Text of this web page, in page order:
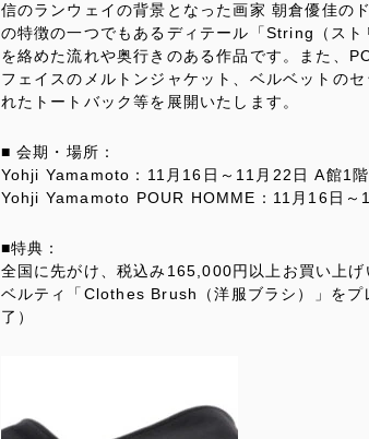
信のランウェイの背景となった画家 朝倉優佳の
の特徴の一つでもあるディテール「String（ス
を絡めた流れや奥行きのある作品です。また、
フェイスのメルトンジャケット、ベルベットの
れたトートバック等を展開いたします。
■ 会期・場所：
Yohji Yamamoto：11月16日～11月22日 A館1
Yohji Yamamoto POUR HOMME：11月16日～
■特典：
全国に先がけ、税込み165,000円以上お買い上
ベルティ「Clothes Brush（洋服ブラシ）」を
了）